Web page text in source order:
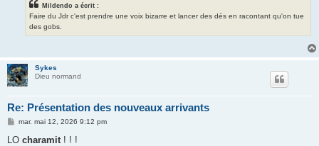
Mildendo a écrit :
Faire du Jdr c'est prendre une voix bizarre et lancer des dés en racontant qu'on tue
des gobs.
Sykes
Dieu normand
Re: Présentation des nouveaux arrivants
M
s
mar. mai 12, 2026 9:12 pm
LO charamit ! ! !